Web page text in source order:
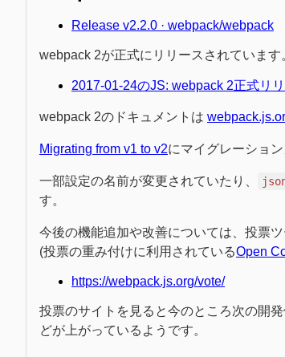
Release v2.2.0 · webpack/webpack
webpack 2が正式にリリースされています
2017-01-24のJS: webpack 2正式リ
webpack 2のドキュメントは
Migrating from v1 to v2にマイグレーショ
一部設定の名前が変更されていたり、
す。
今後の機能追加や改善については、投票
(投票の重み付けに利用されているOpen
https://webpack.js.org/vote/
投票のサイトを見ると今のところ次の開
どが上がっているようです。